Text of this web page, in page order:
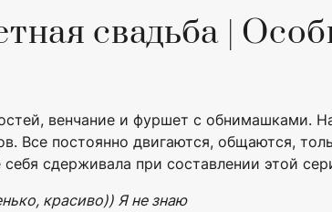
свадьба |
венчание и фуршет с обнимашками.
Все постоянно двигаются, общаются,
сдерживала при составлении этой
красиво)) Я не знаю